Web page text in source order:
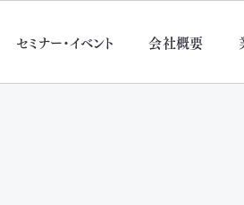
セミナー・イベント 会社概要